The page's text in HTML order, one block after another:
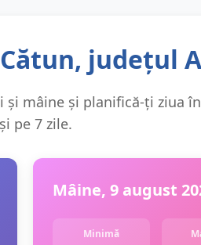
județul
și mâine și planifică-ți ziua
pe 7 zile.
Mâine, 9 august
Minimă